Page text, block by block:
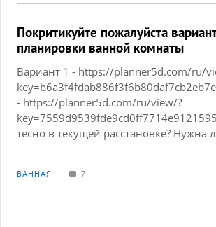
Покритикуйте пожалуйста
планировки ванной комнаты
Вариант 1 - https://planner5d.com/ru/
- https://planner5d.com/ru/view/?
тесно в текущей расстановке? Нужна
считаете оставить стиральную и
ВАННАЯ 7